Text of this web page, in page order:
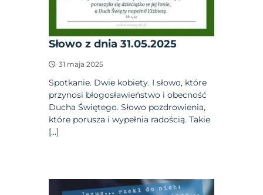
Słowo z dnia 31.05.2025
31 maja 2025
Spotkanie. Dwie kobiety. I słowo, które
przynosi błogosławieństwo i obecność
Ducha Świętego. Słowo pozdrowienia,
które porusza i wypełnia radością. Takie
[…]